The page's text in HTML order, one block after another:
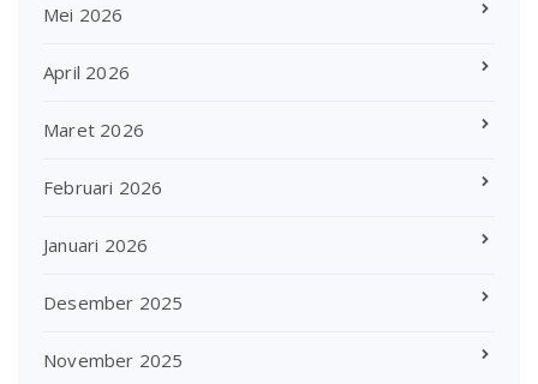
Mei 2026
April 2026
Maret 2026
Februari 2026
Januari 2026
Desember 2025
November 2025